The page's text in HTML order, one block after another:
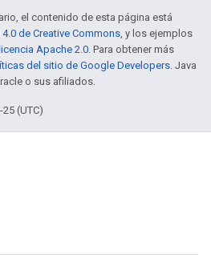
el contenido de esta página está
de Creative Commons, y los ejemplos
licencia Apache 2.0. Para obtener más
del sitio de Google Developers. Java
o sus afiliados.
(UTC)